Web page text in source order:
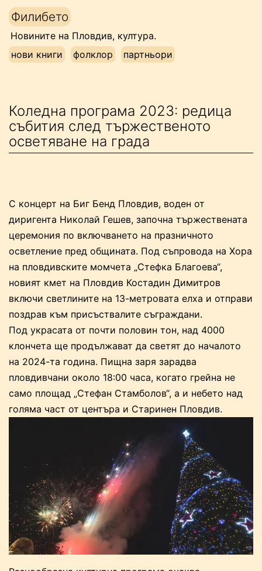
Напред
към
съдържанието
Филибето
Новините на Пловдив, култура.
нови книги
фолклор партньори
Коледна програма 2023: редица
събития след тържественото
осветяване на града
С концерт на Биг Бенд Пловдив, воден от
диригента Николай Гешев, започна тържествената
церемония по включването на празничното
осветление пред общината. Под съпровода на Хора
на пловдивските момчета „Стефка Благоева“,
новият кмет на Пловдив Костадин Димитров
включи светлините на 13-метровата елха и отправи
поздрав към присъствалите съграждани.
Под украсата от почти половин тон, над 4000
клончета ще продължават да светят до началото
на 2024-та година. Пищна заря зарадва
пловдивчани около 18:00 часа, когато грейна не
само площад „Стефан Стамболов“, а и небето над
голяма част от центъра и Старинен Пловдив.